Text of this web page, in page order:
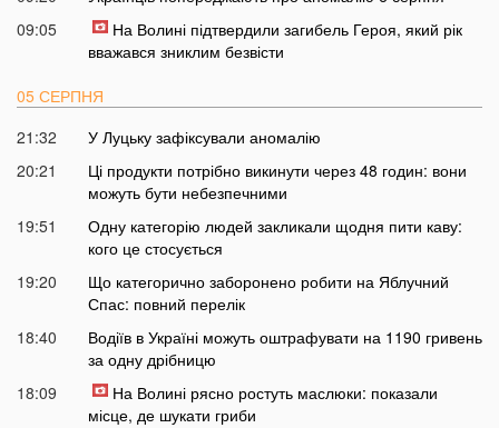
09:05
На Волині підтвердили загибель Героя, який рік
вважався зниклим безвісти
05 СЕРПНЯ
21:32
У Луцьку зафіксували аномалію
20:21
Ці продукти потрібно викинути через 48 годин: вони
можуть бути небезпечними
19:51
Одну категорію людей закликали щодня пити каву:
кого це стосується
19:20
Що категорично заборонено робити на Яблучний
Спас: повний перелік
18:40
Водіїв в Україні можуть оштрафувати на 1190 гривень
за одну дрібницю
18:09
На Волині рясно ростуть маслюки: показали
місце, де шукати гриби